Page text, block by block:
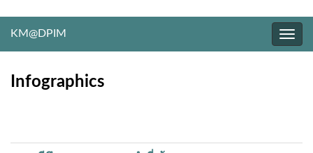
KM@DPIM
Infographics